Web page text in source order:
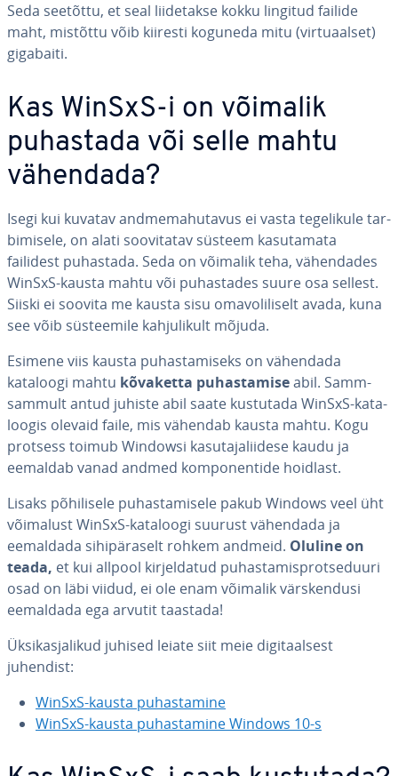
Seda seetõttu, et seal lii­de­takse kokku lingitud failide
maht, mistõttu võib kiiresti koguneda mitu (vir­tuaal­set)
gigabaiti.
Kas WinSxS-i on võimalik
puhastada või selle mahtu
vähendada?
Isegi kui kuvatav and­me­ma­hu­ta­vus ei vasta te­ge­li­kule tar­
bi­misele, on alati soo­vi­ta­tav süsteem ka­su­ta­mata
failidest puhastada. Seda on võimalik teha, vä­hen­da­des
WinSxS-kausta mahtu või pu­has­ta­des suure osa sellest.
Siiski ei soovita me kausta sisu oma­vo­li­li­selt avada, kuna
see võib süs­tee­mile kah­ju­li­kult mõjuda.
Esimene viis kausta pu­has­ta­miseks on vähendada
kataloogi mahtu kõvaketta pu­has­ta­miseabil. Samm-
sammult antud juhiste abil saate kustutada WinSxS-ka­ta­
loo­gis olevaid faile, mis vähendab kausta mahtu. Kogu
protsess toimub Windowsi ka­su­ta­ja­lii­d­ese kaudu ja
eemaldab vanad andmed kom­po­nen­tide hoidlast.
Lisaks põ­hi­li­sele pu­has­ta­misele pakub Windows veel üht
võimalust WinSxS-kataloogi suurust vähendada ja
eemaldada si­hi­pä­ra­selt rohkem andmeid. Oluline on
teada, et kui allpool kir­jel­da­tud pu­has­ta­mis­prot­se­duuri
osad on läbi viidud, ei ole enam võimalik värs­ken­dusi
eemaldada ega arvutit taastada!
Ük­sik­as­ja­li­kud juhised leiate siit meie di­gi­taal­sest
juhendist:
WinSxS-kausta pu­has­ta­mine
WinSxS-kausta pu­has­ta­mine Windows 10-s